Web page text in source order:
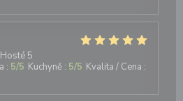
5
: 5/5 Kuchyně : 5/5 Kvalita / Cena :